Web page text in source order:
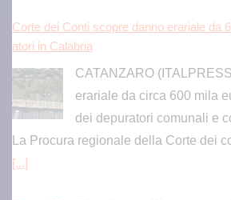
CATANZARO
dei depuratori comunali e
La Procura regionale della Corte dei
Trump “Con l’Iran siamo vicini a un